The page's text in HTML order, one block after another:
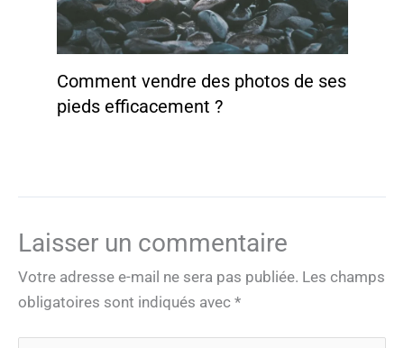
Comment vendre des photos de ses
pieds efficacement ?
Laisser un commentaire
Votre adresse e-mail ne sera pas publiée. Les champs
obligatoires sont indiqués avec *